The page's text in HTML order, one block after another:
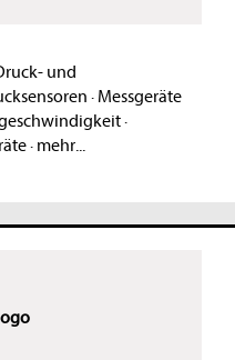
und
· Messgeräte
·
· mehr...